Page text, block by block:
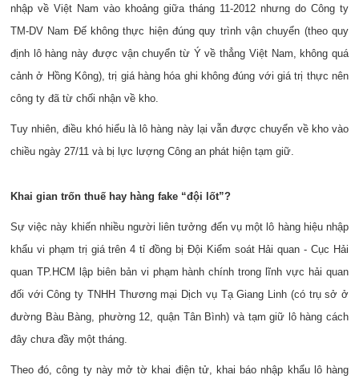
nhập về Việt Nam vào khoảng giữa tháng 11-2012 nhưng do Công ty
TM-DV Nam Đế không thực hiện đúng quy trình vận chuyển (theo quy
định lô hàng này được vận chuyển từ Ý về thẳng Việt Nam, không quá
cảnh ở Hồng Kông), trị giá hàng hóa ghi không đúng với giá trị thực nên
công ty đã từ chối nhận về kho.
Tuy nhiên, điều khó hiểu là lô hàng này lại vẫn được chuyển về kho vào
chiều ngày 27/11 và bị lực lượng Công an phát hiện tạm giữ.
Khai gian trốn thuế hay hàng fake “đội lốt”?
Sự việc này khiến nhiều người liên tưởng đến vụ một lô hàng hiệu nhập
khẩu vi phạm trị giá trên 4 tỉ đồng bị Đội Kiểm soát Hải quan - Cục Hải
quan TP. HCM
lập biên bản vi phạm hành chính trong lĩnh vực hải quan
đối với Công ty TNHH Thương mại Dịch vụ Tạ Giang Linh (có trụ sở ở
đường Bàu Bàng, phường 12, quận Tân Bình) và tạm giữ lô hàng cách
đây chưa đầy một tháng.
Theo đó, công ty này mở tờ khai điện tử, khai báo nhập khẩu lô hàng